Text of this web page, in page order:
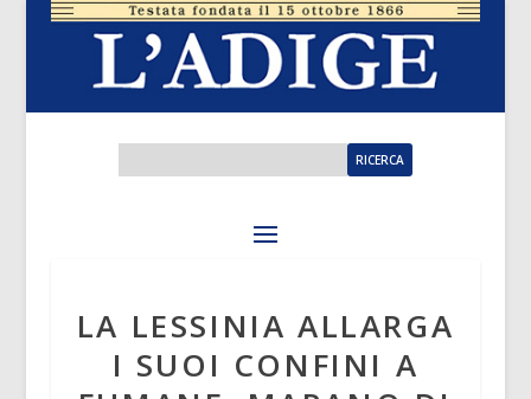
LA LESSINIA ALLARGA
I SUOI CONFINI A